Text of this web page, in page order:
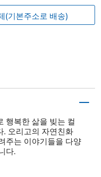
(기본주소로 배송)
행복한 삶을 빚는 컬
. 오리고의 자연친화
주는 이야기들을 다양
다.